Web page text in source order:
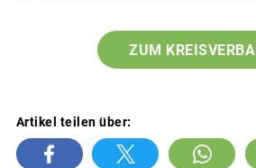
ZUM
Artikel teilen über: